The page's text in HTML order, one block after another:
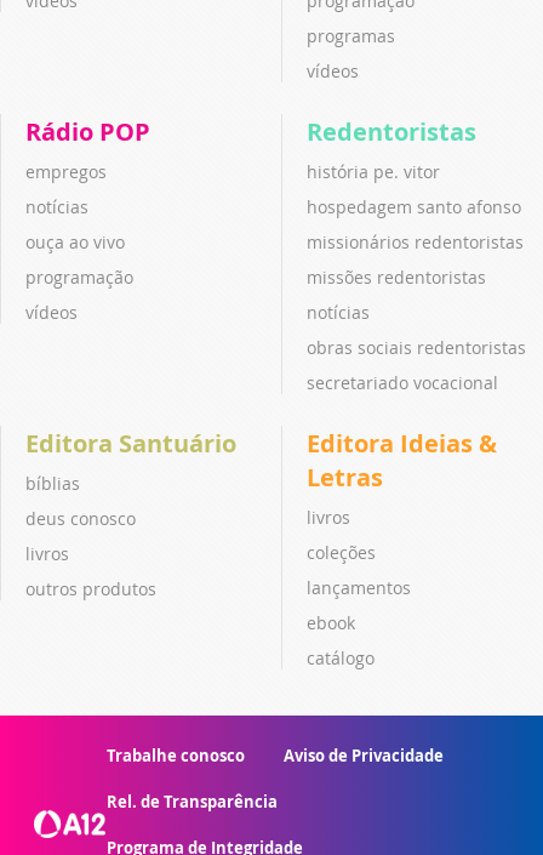
programas
vídeos
Rádio POP
empregos
notícias
ouça ao vivo
programação
vídeos
Redentoristas
história pe. vitor
hospedagem santo afonso
missionários redentoristas
missões redentoristas
notícias
obras sociais redentoristas
secretariado vocacional
Editora Santuário
bíblias
deus conosco
livros
outros produtos
Editora Ideias &
Letras
livros
coleções
lançamentos
ebook
catálogo
Trabalhe conosco Aviso de Privacidade
Rel. de Transparência
Programa de Integridade